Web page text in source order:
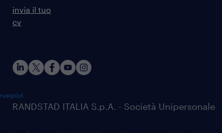
invia il tuo
cv
RANDSTAD ITALIA S.p.A. - Società Unipersonale